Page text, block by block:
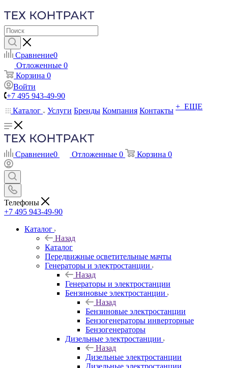
Сравнение0
Отложенные 0
Корзина 0
Войти
+7 495 943-49-90
Каталог
Услуги Бренды Компания Контакты + ЕЩЕ
Сравнение0 Отложенные 0 Корзина 0
Телефоны
+7 495 943-49-90
Каталог
Назад
Каталог
Передвижные осветительные мачты
Генераторы и электростанции
Назад
Генераторы и электростанции
Бензиновые электростанции
Назад
Бензиновые электростанции
Бензогенераторы инверторные
Бензогенераторы
Дизельные электростанции
Назад
Дизельные электростанции
Дизельные электростанции